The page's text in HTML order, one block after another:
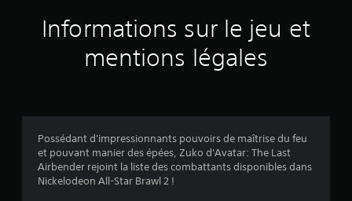
a
:
Informations sur le jeu et
mentions légales
Possédant d'impressionnants pouvoirs de maîtrise du feu
et pouvant manier des épées, Zuko d'Avatar: The Last
Airbender rejoint la liste des combattants disponibles dans
Nickelodeon All-Star Brawl 2 !